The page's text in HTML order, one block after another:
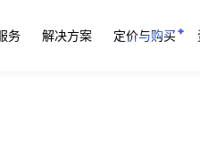
务 解决方案 定价与购买